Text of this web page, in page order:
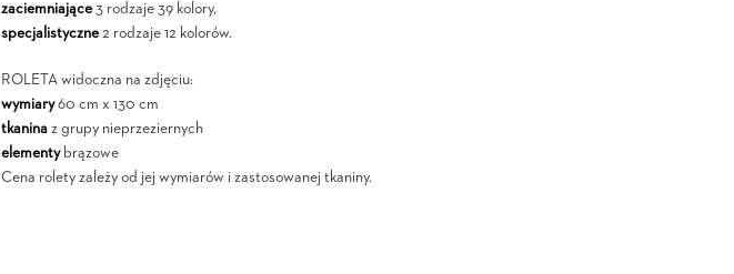
zaciemniające3 rodzaje 39 kolory,
specjalistyczne2 rodzaje 12 kolorów.
ROLETA widoczna na zdjęciu:
wymiary60 cm x 130 cm
tkaninaz grupy nieprzeziernych
elementybrązowe
Cena rolety zależy od jej wymiarów i zastosowanej tkaniny.